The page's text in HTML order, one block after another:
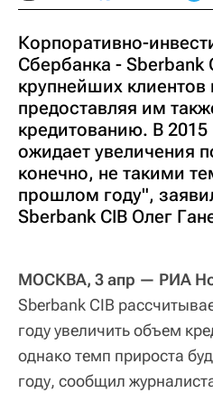
Корпоративно-
Сбербанка - Sberbank
крупнейших клиентов
предоставляя им
кредитованию. В 2015
ожидает увеличения
конечно, не такими
прошлом году",
Sberbank CIB Олег
МОСКВА, 3 апр — РИА
Sberbank CIB
году увеличить объем
однако темп прироста
году, сообщил